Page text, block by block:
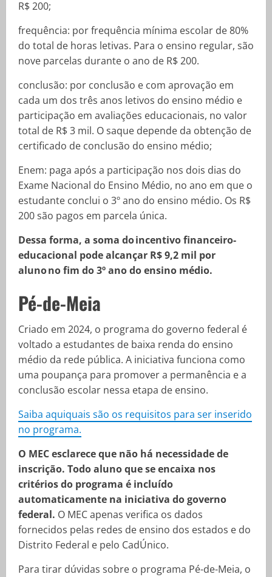
R$ 200;
frequência: por frequência mínima escolar de 80%
do total de horas letivas. Para o ensino regular, são
nove parcelas durante o ano de R$ 200.
conclusão: por conclusão e com aprovação em
cada um dos três anos letivos do ensino médio e
participação em avaliações educacionais, no valor
total de R$ 3 mil. O saque depende da obtenção de
certificado de conclusão do ensino médio;
Enem: paga após a participação nos dois dias do
Exame Nacional do Ensino Médio, no ano em que o
estudante conclui o 3º ano do ensino médio. Os R$
200 são pagos em parcela única.
Dessa forma, a soma do incentivo financeiro-
educacional pode alcançar R$ 9,2 mil por
aluno no fim do 3º ano do ensino médio.
Pé-de-Meia
Criado em 2024, o programa do governo federal é
voltado a estudantes de baixa renda do ensino
médio da rede pública. A iniciativa funciona como
uma poupança para promover a permanência e a
conclusão escolar nessa etapa de ensino.
Saiba aquiquais são os requisitos para ser inserido
no programa.
O MEC esclarece que não há necessidade de
inscrição. Todo aluno que se encaixa nos
critérios do programa é incluído
automaticamente na iniciativa do governo
federal. O MEC apenas verifica os dados
fornecidos pelas redes de ensino dos estados e do
Distrito Federal e pelo CadÚnico.
Para tirar dúvidas sobre o programa Pé-de-Meia, o